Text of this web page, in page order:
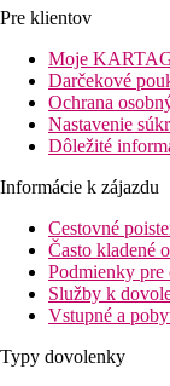
Pre klientov
Moje
Darčekové
Ochrana
Nastavenie
Dôležité
Informácie k zájazdu
Cestovné
Často kladené
Podmienky pre
Služby k
Vstupné a
Typy dovolenky